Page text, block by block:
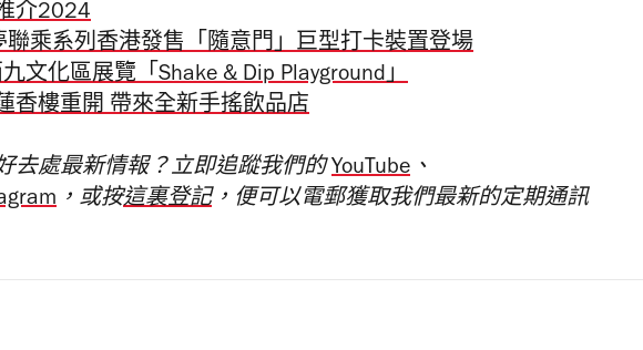
介2024
聯乘系列香港發售「隨意門」巨型打卡裝置登場
文化區展覽「Shake & Dip Playground」
香樓重開 帶來全新手搖飲品店
去處最新情報？立即追蹤我們的YouTube 、
，或按這裏登記，便可以電郵獲取我們最新的定期通訊